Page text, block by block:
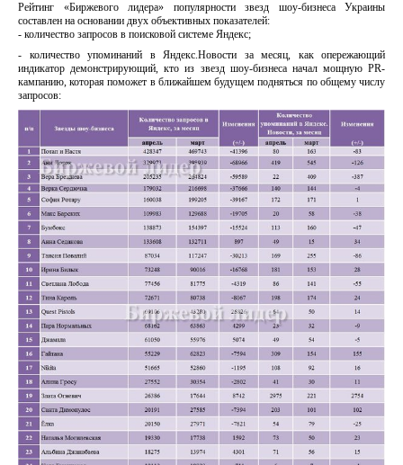
Рейтинг «Биржевого лидера» популярности звезд шоу-бизнеса Украины
составлен на основании двух объективных показателей:
- количество запросов в поисковой системе Яндекс;
- количество упоминаний в Яндекс.Новости за месяц, как опережающий
индикатор демонстрирующий, кто из звезд шоу-бизнеса начал мощную PR-
кампанию, которая поможет в ближайшем будущем подняться по общему числу
запросов: